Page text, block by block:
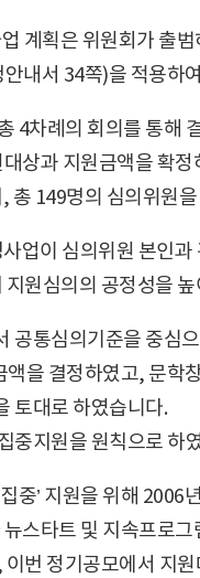
계획은 위원회가 출
내서 34쪽)을 적용하
4차례의 회의를 통해
상과 지원금액을 확
총 149명의 심의위원
업이 심의위원 본인
원심의의 공정성을
공통심의기준을 중심
을 결정하였고, 문학
토대로 하였습니다.
중지원을 원칙으로 하
중’ 지원을 위해 2006
스타트 및 지속프로
번 정기공모에서 지